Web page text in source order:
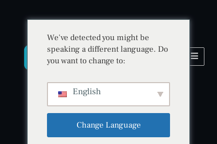
BitradeX Bewertung & Sicherheitsprüfung
We've detected you might be
speaking a different language. Do
you want to change to:
English
Change Language